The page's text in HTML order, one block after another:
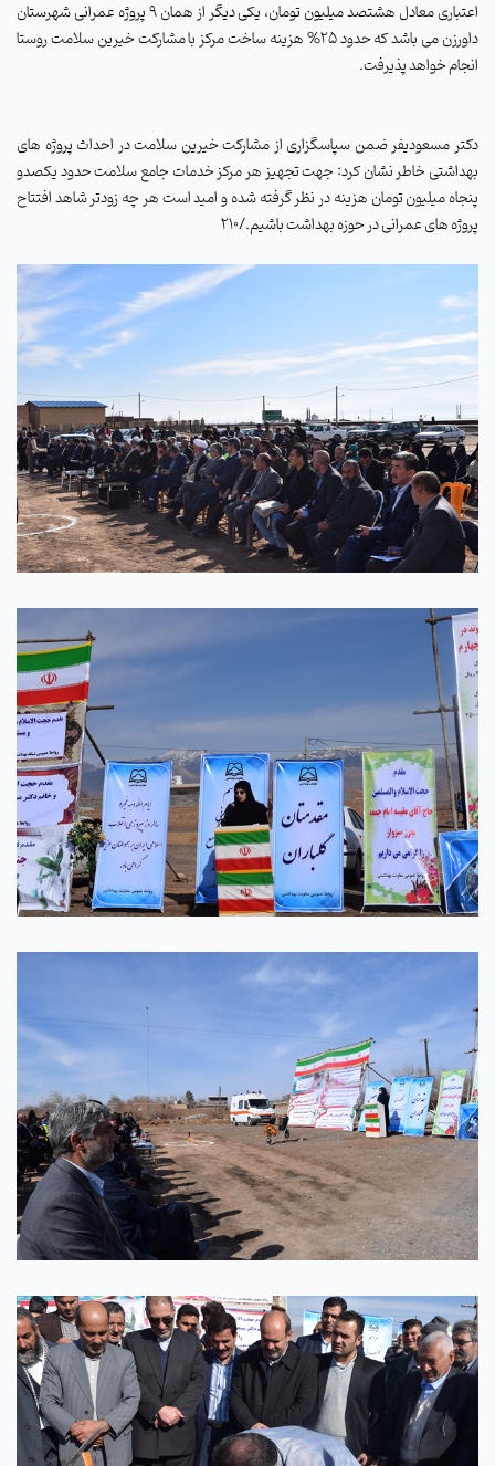
اعتباری معادل هشتصد میلیون تومان، یکی دیگر از همان 9 پروژه عمرانی شهرستان
داورزن می باشد که حدود 25% هزینه ساخت مرکز با مشارکت خیرین سلامت روستا
انجام خواهد پذیرفت.
دکتر مسعودیفر ضمن سپاسگزاری از مشارکت خیرین سلامت در احداث پروژه های
بهداشتی خاطر نشان کرد: جهت تجهیز هر مرکز خدمات جامع سلامت حدود یکصدو
پنجاه میلیون تومان هزینه در نظر گرفته شده و امید است هر چه زودتر شاهد افتتاح
پروژه های عمرانی در حوزه بهداشت باشیم./210